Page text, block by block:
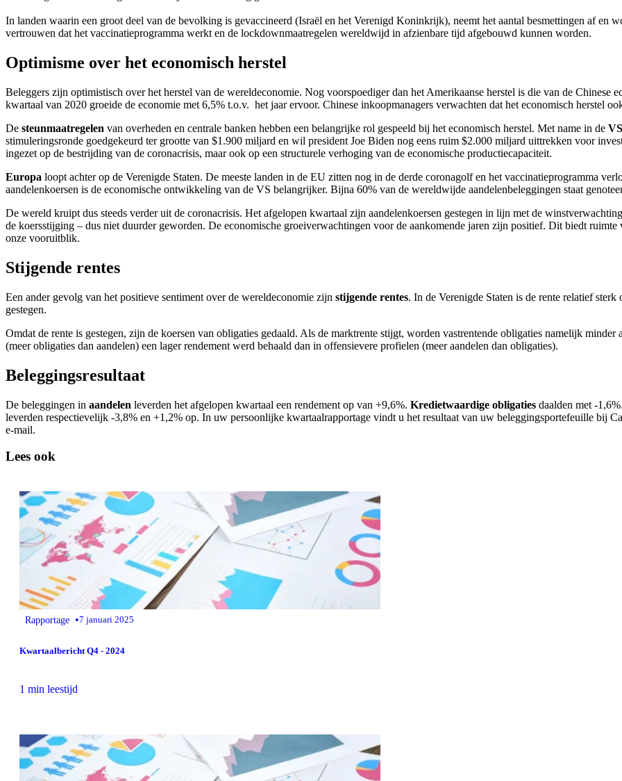
In landen waarin een groot deel van de bevolking is gevaccineerd (Israël en het Verenigd Koninkrijk), neemt het aantal besmettingen af en
vertrouwen dat het vaccinatieprogramma werkt en de lockdownmaatregelen wereldwijd in afzienbare tijd afgebouwd kunnen worden.
Optimisme over het economisch herstel
Beleggers zijn optimistisch over het herstel van de wereldeconomie. Nog voorspoediger dan het Amerikaanse herstel is die van de Chinese
kwartaal van 2020 groeide de economie met 6,5% t.o.v. het jaar ervoor. Chinese inkoopmanagers verwachten dat het economisch herstel
De steunmaatregelen van overheden en centrale banken hebben een belangrijke rol gespeeld bij het economisch herstel. Met name in de VS
stimuleringsronde goedgekeurd ter grootte van $1.900 miljard en wil president Joe Biden nog eens ruim $2.000 miljard uittrekken voor
ingezet op de bestrijding van de coronacrisis, maar ook op een structurele verhoging van de economische productiecapaciteit.
Europa loopt achter op de Verenigde Staten. De meeste landen in de EU zitten nog in de derde coronagolf en het vaccinatieprogramma
aandelenkoersen is de economische ontwikkeling van de VS belangrijker. Bijna 60% van de wereldwijde aandelenbeleggingen staat
De wereld kruipt dus steeds verder uit de coronacrisis. Het afgelopen kwartaal zijn aandelenkoersen gestegen in lijn met de
de koersstijging – dus niet duurder geworden. De economische groeiverwachtingen voor de aankomende jaren zijn positief. Dit biedt
onze vooruitblik.
Stijgende rentes
Een ander gevolg van het positieve sentiment over de wereldeconomie zijn stijgende rentes. In de Verenigde Staten is de rente relatief
gestegen.
Omdat de rente is gestegen, zijn de koersen van obligaties gedaald. Als de marktrente stijgt, worden vastrentende obligaties namelijk
(meer obligaties dan aandelen) een lager rendement werd behaald dan in offensievere profielen (meer aandelen dan obligaties).
Beleggingsresultaat
De beleggingen in aandelen leverden het afgelopen kwartaal een rendement op van +9,6%. Kredietwaardige obligaties daalden met -1,6%.
leverden respectievelijk -3,8% en +1,2% op. In uw persoonlijke kwartaalrapportage vindt u het resultaat van uw beleggingsportefeuille bij
e-mail.
Lees ook
Rapportage •7 januari 2025
Kwartaalbericht Q4 - 2024
1 min leestijd